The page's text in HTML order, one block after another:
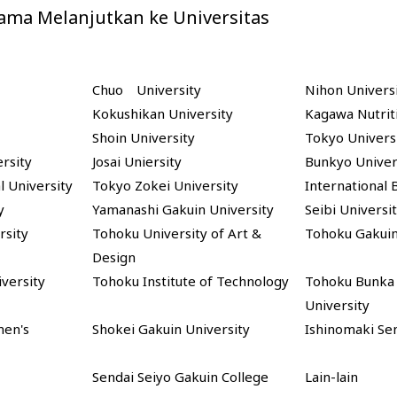
Melanjutkan ke Universitas
Chuo University
Nihon
Kokushikan University
Kagawa
Shoin University
Tokyo
Josai Uniersity
Bunkyo
University
Tokyo Zokei University
International
Yamanashi Gakuin University
Seibi
Tohoku University of Art &
Design
Tohoku
Tohoku Institute of Technology
Tohoku
University
Shokei Gakuin University Ishinomaki
Sendai Seiyo Gakuin College Lain-lain